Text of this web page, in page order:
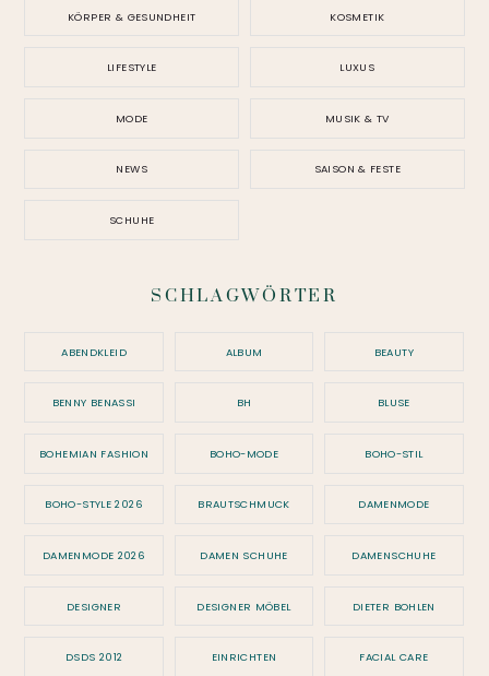
KÖRPER & GESUNDHEIT KOSMETIK
LIFESTYLE LUXUS
MODE MUSIK & TV
NEWS SAISON & FESTE
SCHUHE
SCHLAGWÖRTER
ABENDKLEID ALBUM BEAUTY
BENNY BENASSI BH BLUSE
BOHEMIAN FASHION BOHO-MODE BOHO-STIL
BOHO-STYLE 2026 BRAUTSCHMUCK DAMENMODE
DAMENMODE 2026 DAMEN SCHUHE DAMENSCHUHE
DESIGNER DESIGNER MÖBEL DIETER BOHLEN
DSDS 2012 EINRICHTEN FACIAL CARE